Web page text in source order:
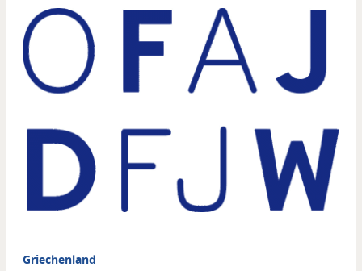
Media
Griechenland